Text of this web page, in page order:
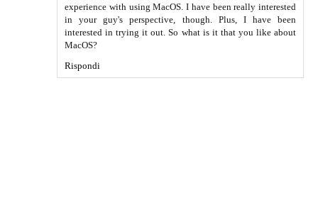
experience with using MacOS. I have been really interested
in your guy's perspective, though. Plus, I have been
interested in trying it out. So what is it that you like about
MacOS?
Rispondi